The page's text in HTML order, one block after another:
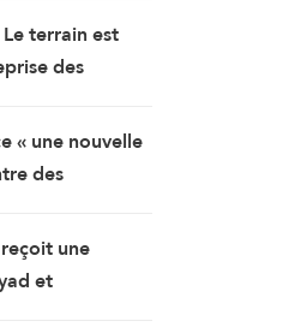
des
terrain est
des
« une nouvelle
des
»une
et